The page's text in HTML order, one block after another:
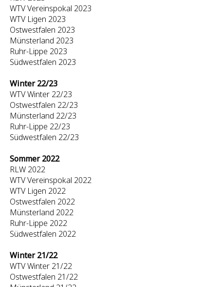
WTV Vereinspokal 2023
WTV Ligen 2023
Ostwestfalen 2023
Münsterland 2023
Ruhr-Lippe 2023
Südwestfalen 2023
Winter 22/23
WTV Winter 22/23
Ostwestfalen 22/23
Münsterland 22/23
Ruhr-Lippe 22/23
Südwestfalen 22/23
Sommer 2022
RLW 2022
WTV Vereinspokal 2022
WTV Ligen 2022
Ostwestfalen 2022
Münsterland 2022
Ruhr-Lippe 2022
Südwestfalen 2022
Winter 21/22
WTV Winter 21/22
Ostwestfalen 21/22